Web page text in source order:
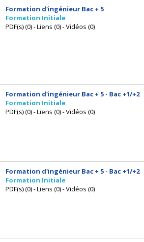
Formation d'ingénieur Bac + 5
Formation Initiale
PDF(s) (0) - Liens (0) - Vidéos (0)
Formation d'ingénieur Bac + 5 - Bac +1/+2
Formation Initiale
PDF(s) (0) - Liens (0) - Vidéos (0)
Formation d'ingénieur Bac + 5 - Bac +1/+2
Formation Initiale
PDF(s) (0) - Liens (0) - Vidéos (0)